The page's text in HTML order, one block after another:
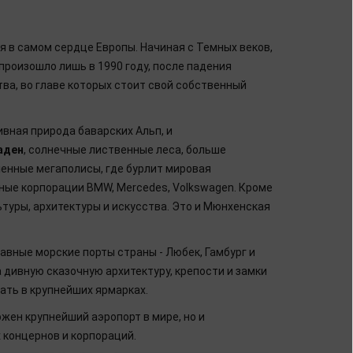
в самом сердце Европы. Начиная с Темных веков,
произошло лишь в 1990 году, после падения
во главе которых стоит свой собственный
природа баварских Альп, и
, солнечные лиственные леса, больше
мегаполисы, где бурлит мировая
корпорации BMW, Mercedes, Volkswagen. Кроме
архитектуры и искусства. Это и Мюнхенская
морские порты страны - Любек, Гамбург и
сказочную архитектуру, крепости и замки
в крупнейших ярмарках.
крупнейший аэропорт в мире, но и
и корпораций.